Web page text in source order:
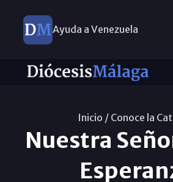
Ayuda a Venezuela
Inicio / Conoce la
Nuestra